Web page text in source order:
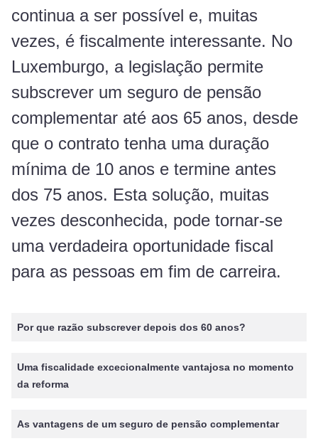
continua a ser possível e, muitas
vezes, é fiscalmente interessante. No
Luxemburgo, a legislação permite
subscrever um seguro de pensão
complementar até aos 65 anos, desde
que o contrato tenha uma duração
mínima de 10 anos e termine antes
dos 75 anos. Esta solução, muitas
vezes desconhecida, pode tornar-se
uma verdadeira oportunidade fiscal
para as pessoas em fim de carreira.
Por que razão subscrever depois dos 60 anos?
Uma fiscalidade excecionalmente vantajosa no momento
da reforma
As vantagens de um seguro de pensão complementar